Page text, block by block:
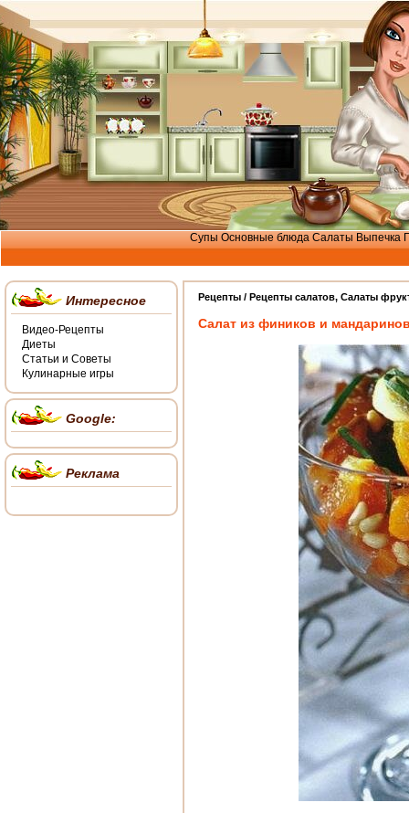
Супы Основные блюда Салаты Выпечка
Рецепты / Рецепты салатов, Салаты
Салат из фиников и
Интересное
Видео-Рецепты
Диеты
Статьи и Советы
Кулинарные игры
Google:
Реклама